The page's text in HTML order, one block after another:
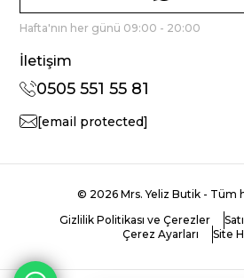
Hafta'nın her günü 09:00 - 20:00
İletişim
0505 551 55 81
[email protected]
© 2026 Mrs. Yeliz Butik - Tüm
Gizlilik Politikası ve Çerezler
Çerez Ayarları
Site